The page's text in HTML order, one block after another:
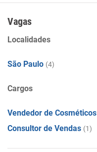
Vagas
Localidades
São Paulo (4)
Cargos
Vendedor de Cosméticos
Consultor de Vendas (1)